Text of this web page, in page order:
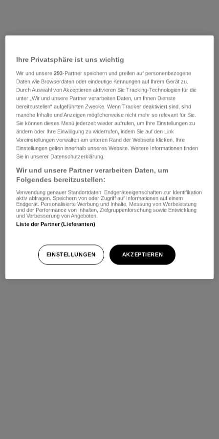
Ihre Privatsphäre ist uns wichtig
Wir und unsere293-Partner speichern und greifen auf personenbezogene
Daten wie Browserdaten oder eindeutige Kennungen auf Ihrem Gerät zu.
Durch Auswahl von Akzeptieren aktivieren Sie Tracking-Technologien für die
unter „Wir und unsere Partner verarbeiten Daten, um Ihnen Dienste
bereitzustellen“ aufgeführten Zwecke. Wenn Tracker deaktiviert sind, sind
manche Inhalte und Anzeigen möglicherweise nicht mehr so relevant für Sie.
Sie können dieses Menü jederzeit wieder aufrufen, um Ihre Einstellungen zu
ändern oder Ihre Einwilligung zu widerrufen, indem Sie auf den Link
Voreinstellungen verwalten am unteren Rand der Webseite klicken. Ihre
Einstellungen gelten innerhalb unseres Website. Weitere Informationen finden
Sie in unserer Datenschutzerklärung.
Wir und unsere Partner verarbeiten Daten, um
Folgendes bereitzustellen:
Verwendung genauer Standortdaten. Endgeräteeigenschaften zur Identifikation
aktiv abfragen. Speichern von oder Zugriff auf Informationen auf einem
Endgerät. Personalisierte Werbung und Inhalte, Messung von Werbeleistung
und der Performance von Inhalten, Zielgruppenforschung sowie Entwicklung
und Verbesserung von Angeboten.
Liste der Partner (Lieferanten)
EINSTELLUNGEN AKZEPTIEREN